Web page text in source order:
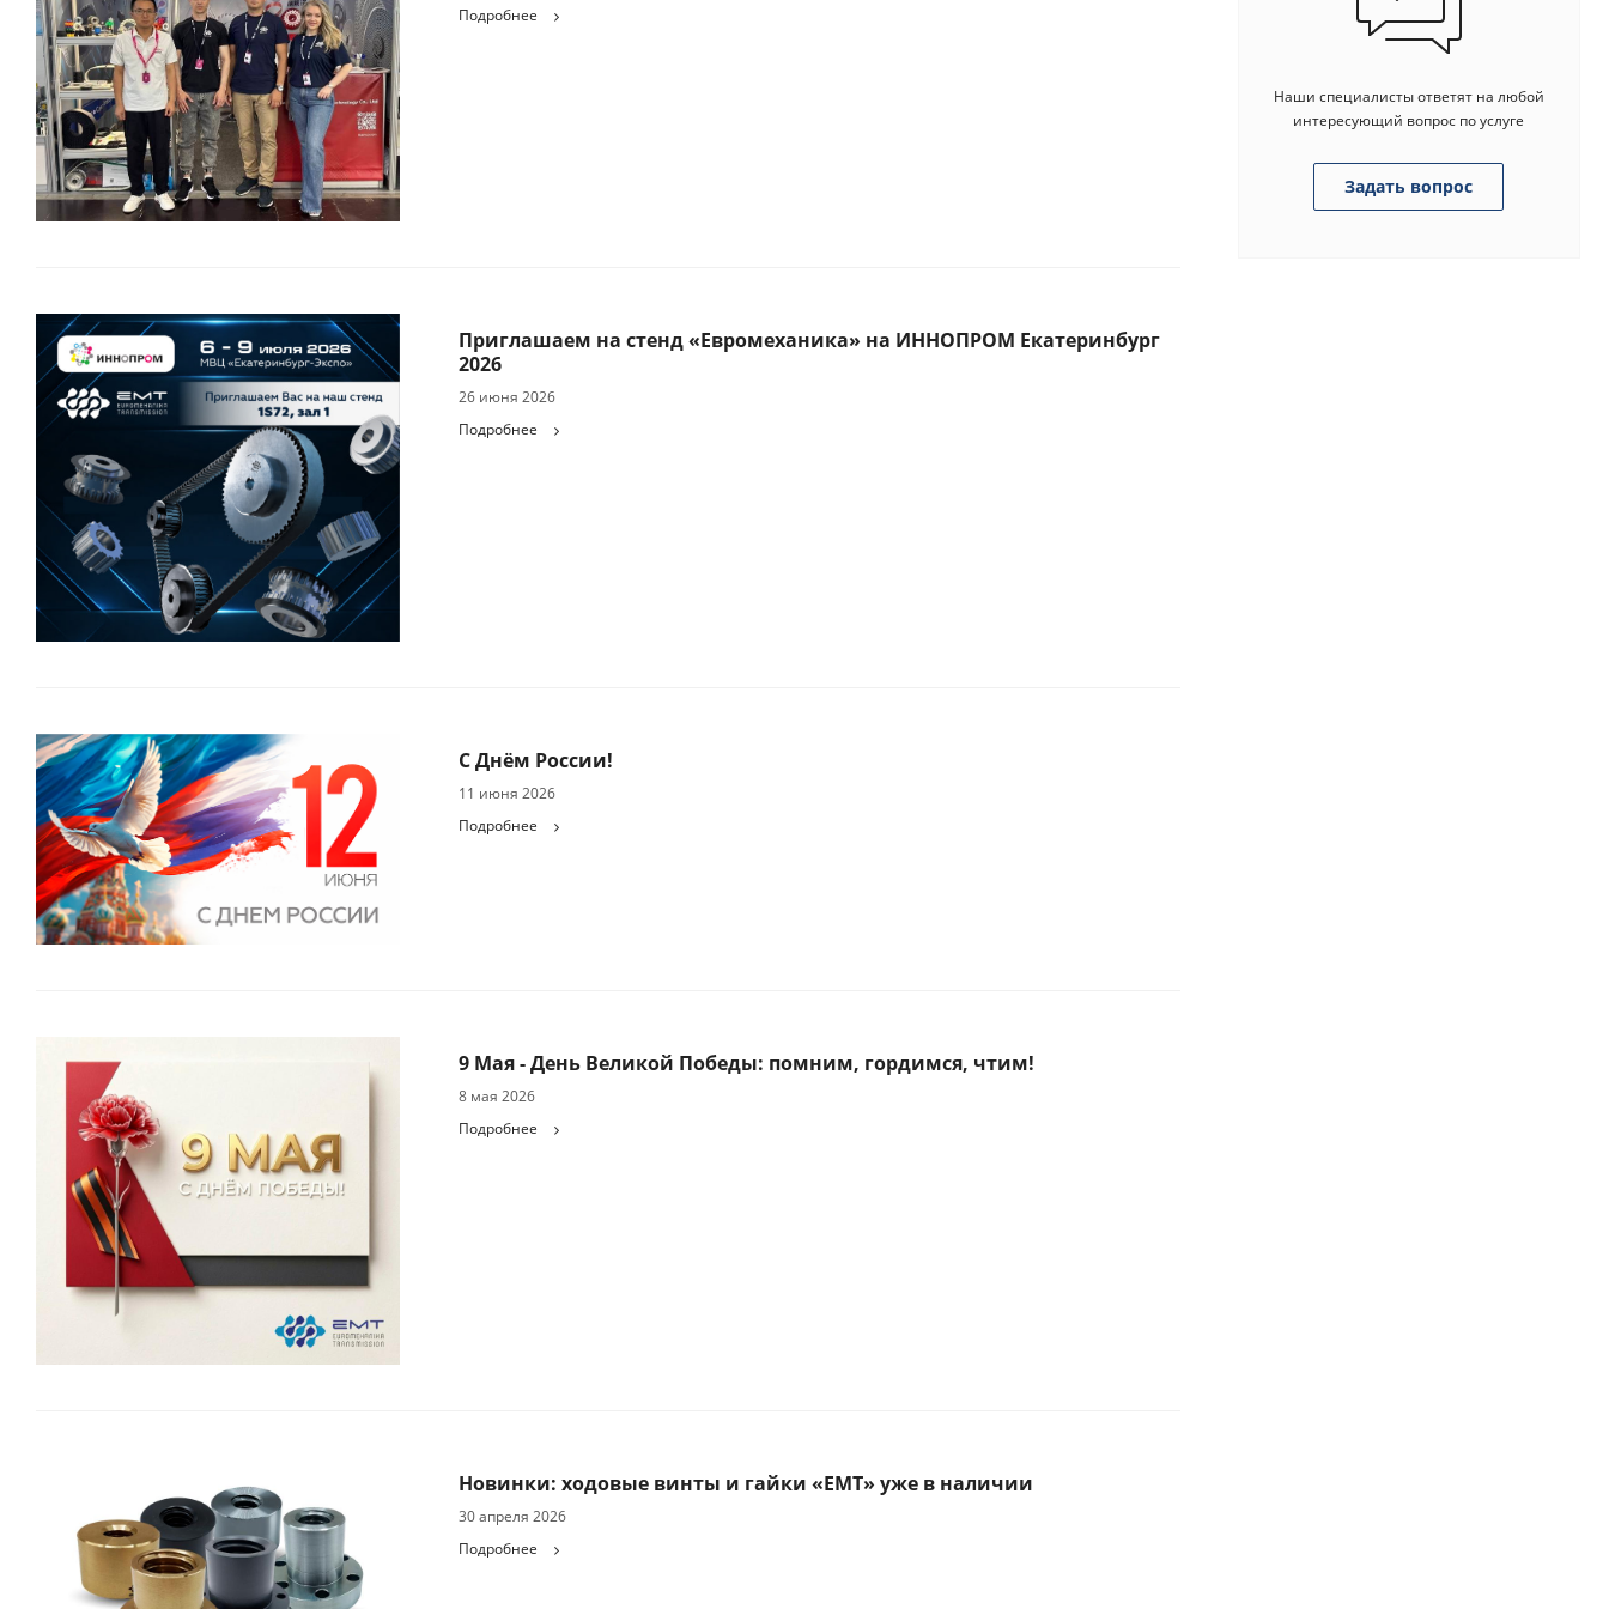
Подробнее
Приглашаем на стенд «Евромеханика» на ИННОПРОМ Екатеринбург
2026
26 июня 2026
Подробнее
С Днём России!
11 июня 2026
Подробнее
9 Мая - День Великой Победы: помним, гордимся, чтим!
8 мая 2026
Подробнее
Новинки: ходовые винты и гайки «EMT» уже в наличии
30 апреля 2026
Подробнее
Наши специалисты ответят на любой
интересующий вопрос по услуге
Задать вопрос